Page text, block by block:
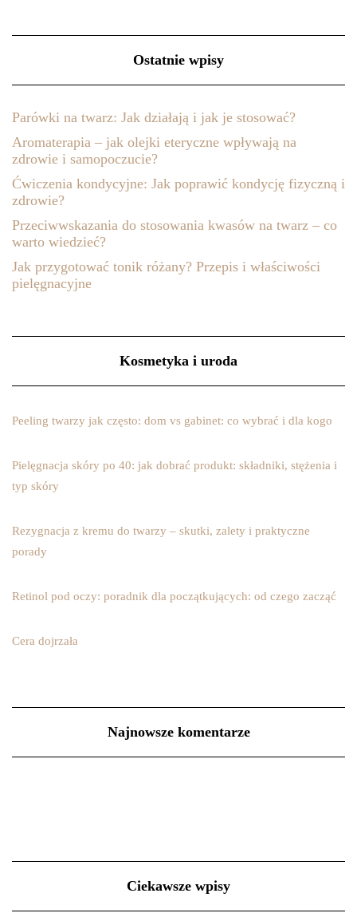
Ostatnie wpisy
Parówki na twarz: Jak działają i jak je stosować?
Aromaterapia – jak olejki eteryczne wpływają na
zdrowie i samopoczucie?
Ćwiczenia kondycyjne: Jak poprawić kondycję fizyczną i
zdrowie?
Przeciwwskazania do stosowania kwasów na twarz – co
warto wiedzieć?
Jak przygotować tonik różany? Przepis i właściwości
pielęgnacyjne
Kosmetyka i uroda
Peeling twarzy jak często: dom vs gabinet: co wybrać i dla kogo
Pielęgnacja skóry po 40: jak dobrać produkt: składniki, stężenia i
typ skóry
Rezygnacja z kremu do twarzy – skutki, zalety i praktyczne
porady
Retinol pod oczy: poradnik dla początkujących: od czego zacząć
Cera dojrzała
Najnowsze komentarze
Ciekawsze wpisy